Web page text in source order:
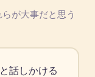
が大事だと思う
話しかける